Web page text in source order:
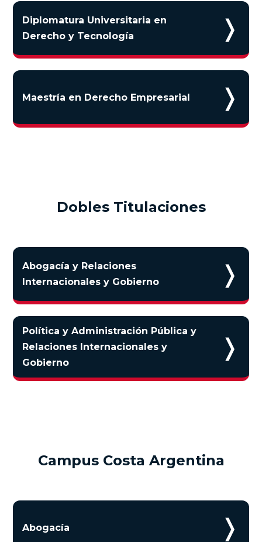
Diplomatura Universitaria en
Derecho y Tecnología
❭
Maestría en Derecho Empresarial ❭
Dobles Titulaciones
Abogacía y Relaciones
Internacionales y Gobierno
❭
Política y Administración Pública y
Relaciones Internacionales y
Gobierno
❭
Campus Costa Argentina
Abogacía ❭